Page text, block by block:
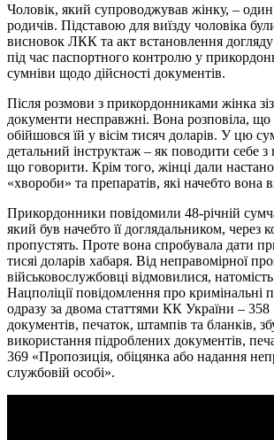
Чоловік, який супроводжував жінку, – один
родичів. Підставою для виїзду чоловіка
висновок ЛКК та акт встановлення
під час паспортного контролю у
сумніви щодо дійсності документів.
Після розмови з прикордонниками жінка
документи несправжні. Вона розповіла, що
обійшовся їй у вісім тисяч доларів. У цю
детальний інструктаж – як поводити себе
що говорити. Крім того, жінці дали
«хвороби» та препаратів, які начебто вона
Прикордонники повідомили 48-річній
який був начебто її доглядальником, через
пропустять. Проте вона спробувала дати
тисяі доларів хабаря. Від неправомірної
військовослужбовці відмовилися,
Нацполіції повідомлення про кримінальні
одразу за двома статтями КК України –
документів, печаток, штампів та бланків,
використання підроблених документів,
369 «Пропозиція, обіцянка або надання
службовій особі».